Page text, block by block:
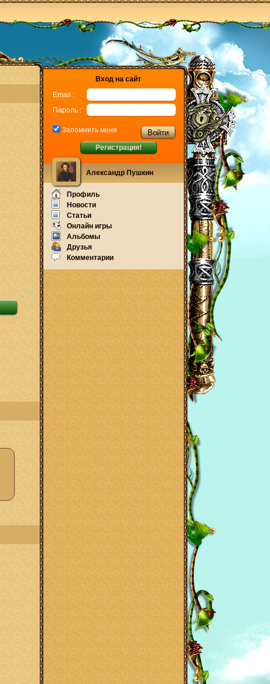
Вход на сайт
Email :
Пароль :
Запомнить меня
Регистрация!
Александр Пушкин
Профиль
Новости
Статьи
Онлайн игры
Альбомы
Друзья
Комментарии